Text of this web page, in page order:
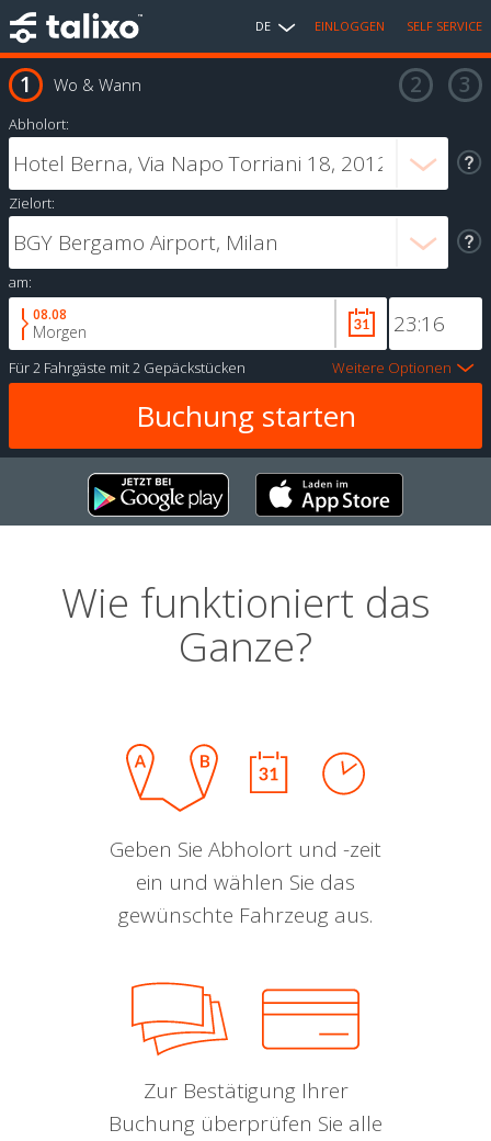
DE EINLOGGEN SELF SERVICE
Wo & Wann
Abholort:
Zielort:
am:
08.08
Morgen
Für2 Fahrgäste mit2 Gepäckstücken Weitere Optionen
Wie funktioniert das
Ganze?
Geben Sie Abholort und -zeit
ein und wählen Sie das
gewünschte Fahrzeug aus.
Zur Bestätigung Ihrer
Buchung überprüfen Sie alle